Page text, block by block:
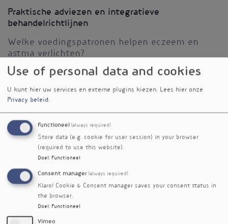
Praktische adviezen en integratieve
behandelrichtlijnen
Welke voedingspatronen helpen eczeem en
astma verlichten?
Welke kruiden zijn veilig inzetbaar bij
Wanneer verwijzen naar huisarts/specialist?
huidbarrière, ademhaling
Tools voor het gezin: routines, slaap, allergie-
omgeving, stressreductie
Wat je meeneemt van deze dag
Een gestructureerd klinisch en ayurvedisch
kader voor eczeem en astma bij kinderen
Kennis van moderne immunologie, huid-long as
Use of personal data and cookies
U kunt hier uw services en externe plugins kiezen. Lees hier onze
Privacy beleid.
Functioneel (always required)
Store data (e.g. cookie for user session) in your browser
(required to use this website).
Doel : Functioneel
Consent manager (always required)
Klaro! Cookie & Consent manager saves your consent status in
the browser.
Doel : Functioneel
Vimeo